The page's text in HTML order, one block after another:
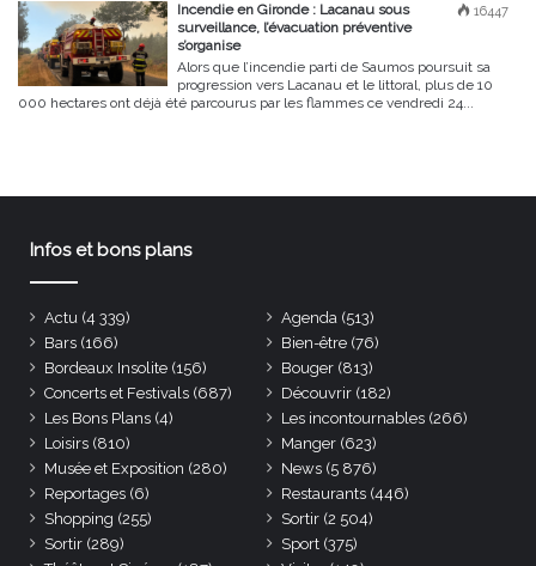
16447
Incendie en Gironde : Lacanau sous
surveillance, l’évacuation préventive
s’organise
Alors que l’incendie parti de Saumos poursuit sa
progression vers Lacanau et le littoral, plus de 10
000 hectares ont déjà été parcourus par les flammes ce vendredi 24...
Infos et bons plans
Actu (4 339) Agenda (513)
Bars (166) Bien-être (76)
Bordeaux Insolite (156) Bouger (813)
Concerts et Festivals (687) Découvrir (182)
Les Bons Plans (4) Les incontournables (266)
Loisirs (810) Manger (623)
Musée et Exposition (280) News (5 876)
Reportages (6) Restaurants (446)
Shopping (255) Sortir (2 504)
Sortir (289) Sport (375)